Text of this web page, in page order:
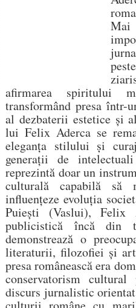
Mai
afirmarea spiritului
transformând presa
al dezbaterii estetice și
lui Felix Aderca se
eleganța stilului și
generații de
reprezintă doar un
culturală capabilă să
influențeze evoluția
Puiești (Vaslui), Felix
publicistică încă din
demonstrează o
literaturii, filozofiei și
presa românească era
conservatorism
discurs jurnalistic